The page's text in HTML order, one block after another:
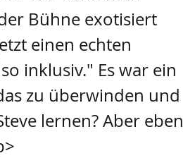
Bühne exotisiert
einen echten
inklusiv." Es war ein
zu überwinden und
lernen? Aber eben